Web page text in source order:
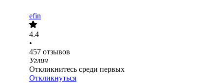
efin
4.4
•
457 отзывов
Углич
Откликнитесь среди первых
Откликнуться